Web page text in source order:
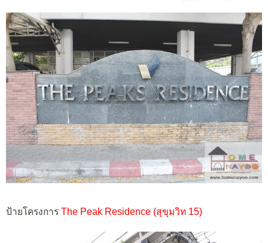
ป้ายโครงการ The Peak Residence (สุขุมวิท 15)